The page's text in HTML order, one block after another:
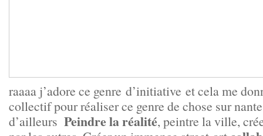
raaaa j’adore ce genre d’initiative et cela me
collectif pour réaliser ce genre de chose sur
d’ailleurs Peindre la réalité, peintre la ville,